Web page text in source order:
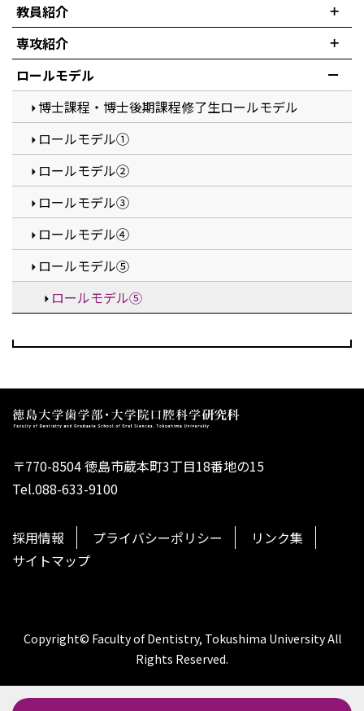
教員紹介
専攻紹介
ロールモデル
博士課程・博士後期課程修了生ロールモデル
ロールモデル①
ロールモデル②
ロールモデル③
ロールモデル④
ロールモデル⑤
ロールモデル⑤
〒770-8504 徳島市蔵本町3丁目18番地の15
Tel.088-633-9100
採用情報 プライバシーポリシー
リンク集
サイトマップ
Copyright© Faculty of Dentistry, Tokushima University All
Rights Reserved.